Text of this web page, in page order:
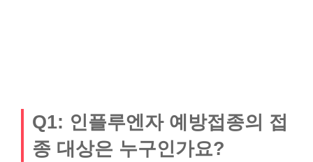
Q1: 인플루엔자 예방접종의 접
종 대상은 누구인가요?